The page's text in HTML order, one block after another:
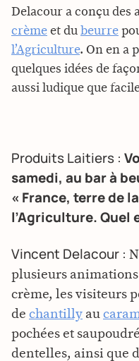
Delacour a conçu des
crème et du beurre
l’Agriculture. On en a
quelques idées de
aussi ludique que
Produits Laitiers :
samedi, au bar à
« France, terre de
l’Agriculture. Quel
Vincent Delacour :
plusieurs animations
crème, les visiteurs
de chantilly au
pochées et
dentelles, ainsi que